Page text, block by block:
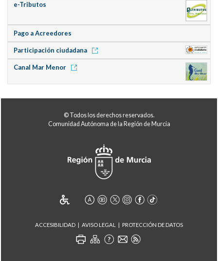
e-Tributos
Pago a Acreedores
Participación ciudadana
Canal Mar Menor
© Todos los derechos reservados.
Comunidad Autónoma de la Región de Murcia
ACCESIBILIDAD AVISO LEGAL PROTECCIÓN DE DATOS